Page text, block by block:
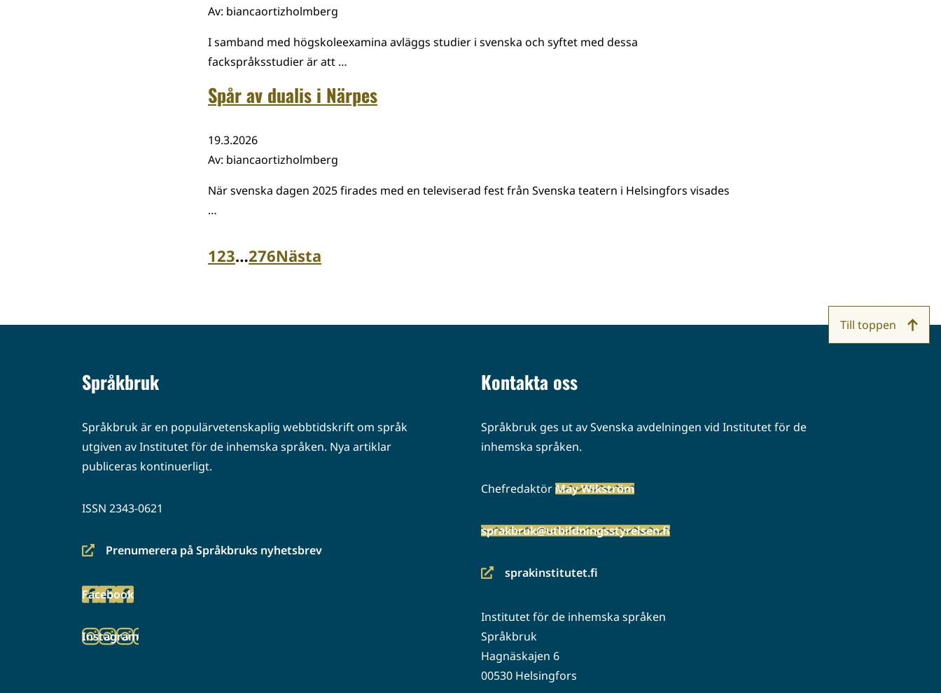
Av: biancaortizholmberg
I samband med högskoleexamina avläggs studier i svenska och syftet med dessa
fackspråksstudier är att …
Spår av dualis i Närpes
19.3.2026
Av: biancaortizholmberg
När svenska dagen 2025 firades med en televiserad fest från Svenska teatern i Helsingfors visades
…
123…276Nästa
Språkbruk
Språkbruk är en populärvetenskaplig webbtidskrift om språk
utgiven av Institutet för de inhemska språken. Nya artiklar
publiceras kontinuerligt.
ISSN 2343-0621
Prenumerera på Språkbruks nyhetsbrev
(siirryt
palveluun)
Facebook
(siirryt
palveluun)
Instagram
(siirryt
Kontakta oss
Språkbruk ges ut av Svenska avdelningen vid Institutet för de
inhemska språken.
ChefredaktörMay Wikström
sprakbruk@utbildningsstyrelsen.fi
sprakinstitutet.fi
(siirryt
palveluun)
Institutet för de inhemska språken
Språkbruk
Hagnäskajen 6
00530 Helsingfors
Till toppen